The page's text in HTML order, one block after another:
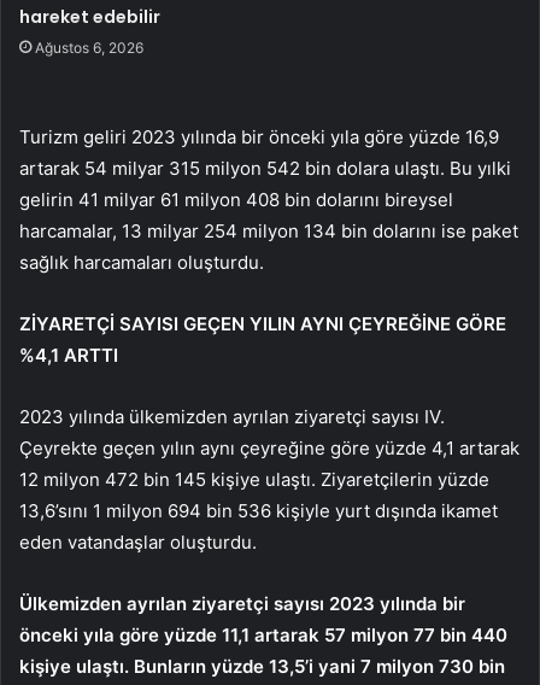
hareket edebilir
Ağustos 6, 2026
Turizm geliri 2023 yılında bir önceki yıla göre yüzde 16,9
artarak 54 milyar 315 milyon 542 bin dolara ulaştı. Bu yılki
gelirin 41 milyar 61 milyon 408 bin dolarını bireysel
harcamalar, 13 milyar 254 milyon 134 bin dolarını ise paket
sağlık harcamaları oluşturdu.
ZİYARETÇİ SAYISI GEÇEN YILIN AYNI ÇEYREĞİNE GÖRE
%4,1 ARTTI
2023 yılında ülkemizden ayrılan ziyaretçi sayısı IV.
Çeyrekte geçen yılın aynı çeyreğine göre yüzde 4,1 artarak
12 milyon 472 bin 145 kişiye ulaştı. Ziyaretçilerin yüzde
13,6’sını 1 milyon 694 bin 536 kişiyle yurt dışında ikamet
eden vatandaşlar oluşturdu.
Ülkemizden ayrılan ziyaretçi sayısı 2023 yılında bir
önceki yıla göre yüzde 11,1 artarak 57 milyon 77 bin 440
kişiye ulaştı. Bunların yüzde 13,5’i yani 7 milyon 730 bin